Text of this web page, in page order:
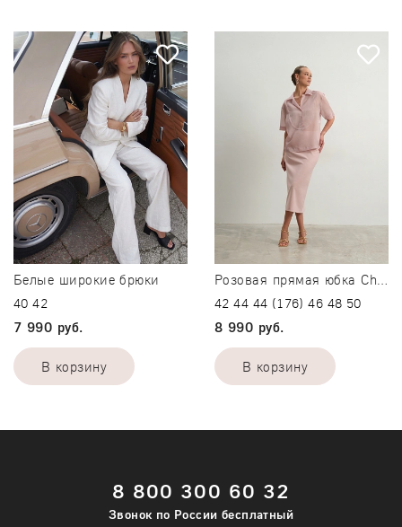
Только в офлайн магазинах
Подробнее
+
В корзину
Подробнее
Белые широкие брюки
4042
7 990 руб.
В корзину
4244 44 (176)46 48 50
8 990 руб.
В корзину
42
44
8 800 300 60 32
Звонок по России бесплатный